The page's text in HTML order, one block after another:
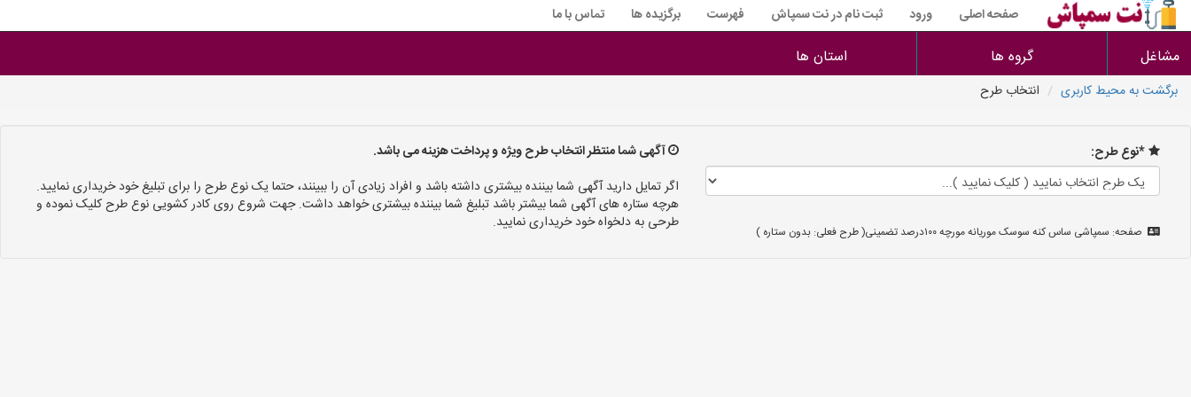
صفحه اصلی ورود ثبت نام در نت سمپاش فهرست برگزیده ها تماس با ما
مشاغل گروه ها استان ها
برگشت به محیط کاربری انتخاب طرح
*نوع طرح:
صفحه: سمپاشی ساس کنه سوسک موریانه مورچه ۱۰۰درصد تضمینی( طرح فعلی: بدون ستاره )
آگهی شما منتظر انتخاب طرح ویژه و پرداخت هزینه می باشد.
اگر تمایل دارید آگهی شما بیننده بیشتری داشته باشد و افراد زیادی آن را ببینند، حتما یک نوع طرح را برای تبلیغ خود خریداری نمایید.
هرچه ستاره های آگهی شما بیشتر باشد تبلیغ شما بیننده بیشتری خواهد داشت. جهت شروع روی کادر کشویی نوع طرح کلیک نموده و
طرحی به دلخواه خود خریداری نمایید.